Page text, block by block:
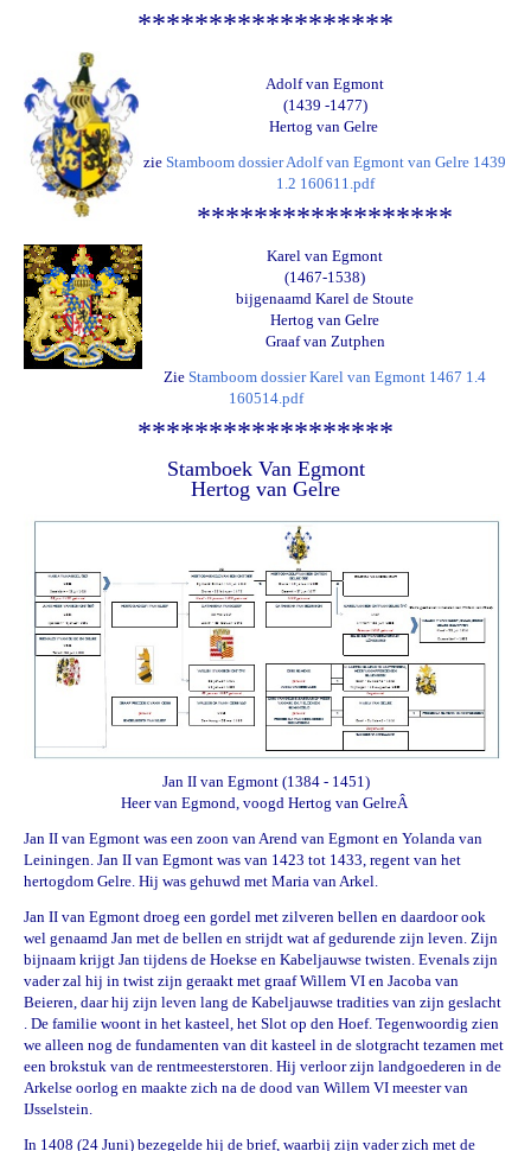
******************
Adolf van Egmont
(1439 -1477)
Hertog van Gelre
zie Stamboom dossier Adolf van Egmont van Gelre 1439
1.2 160611.pdf
******************
Karel van Egmont
(1467-1538)
bijgenaamd Karel de Stoute
Hertog van Gelre
Graaf van Zutphen
Zie Stamboom dossier Karel van Egmont 1467 1.4
160514.pdf
******************
Stamboek Van Egmont
Hertog van Gelre
Jan II van Egmont (1384 - 1451)
Heer van Egmond, voogd Hertog van GelreÂ
Jan II van Egmont was een zoon van Arend van Egmont en Yolanda van
Leiningen. Jan II van Egmont was van 1423 tot 1433, regent van het
hertogdom Gelre. Hij was gehuwd met Maria van Arkel.
Jan II van Egmont droeg een gordel met zilveren bellen en daardoor ook
wel genaamd Jan met de bellen en strijdt wat af gedurende zijn leven. Zijn
bijnaam krijgt Jan tijdens de Hoekse en Kabeljauwse twisten. Evenals zijn
vader zal hij in twist zijn geraakt met graaf Willem VI en Jacoba van
Beieren, daar hij zijn leven lang de Kabeljauwse tradities van zijn geslacht
. De familie woont in het kasteel, het Slot op den Hoef. Tegenwoordig zien
we alleen nog de fundamenten van dit kasteel in de slotgracht tezamen met
een brokstuk van de rentmeesterstoren. Hij verloor zijn landgoederen in de
Arkelse oorlog en maakte zich na de dood van Willem VI meester van
IJsselstein.
In 1408 (24 Juni) bezegelde hij de brief, waarbij zijn vader zich met de